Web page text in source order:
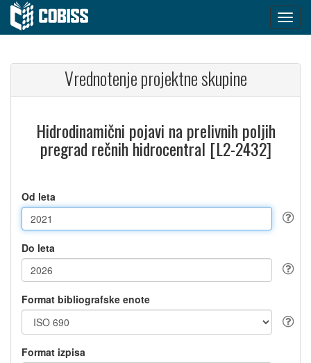
Vrednotenje projektne skupine
Hidrodinamični pojavi na prelivnih poljih
pregrad rečnih hidrocentral [L2-2432]
Od leta
Do leta
Format bibliografske enote
Format izpisa